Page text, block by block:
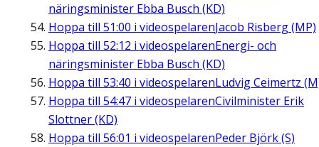
näringsminister Ebba Busch (KD)
Hoppa till 51:00 i videospelarenJacob Risberg (MP)
Hoppa till 52:12 i videospelarenEnergi- och
näringsminister Ebba Busch (KD)
Hoppa till 53:40 i videospelarenLudvig Ceimertz
Hoppa till 54:47 i videospelarenCivilminister Erik
Slottner (KD)
Hoppa till 56:01 i videospelarenPeder Björk (S)